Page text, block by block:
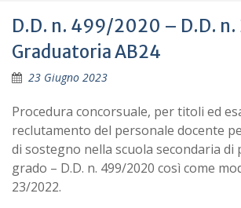
D.D. n. 499/2020 – D.D.
Graduatoria AB24
23 Giugno 2023
Procedura concorsuale, per titoli ed
reclutamento del personale docente
di sostegno nella scuola secondaria di
grado – D.D. n. 499/2020 così come
23/2022.